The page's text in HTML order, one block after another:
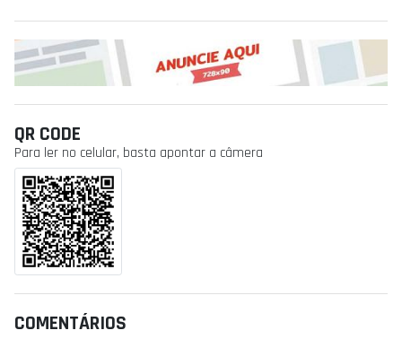
QR CODE
Para ler no celular, basta apontar a câmera
COMENTÁRIOS